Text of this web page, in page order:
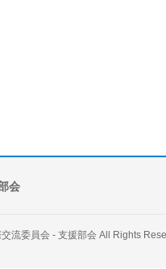
会
流委員会 ‐ 支援部会All Rights